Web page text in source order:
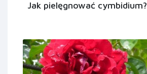
Jak pielęgnować cymbidium?